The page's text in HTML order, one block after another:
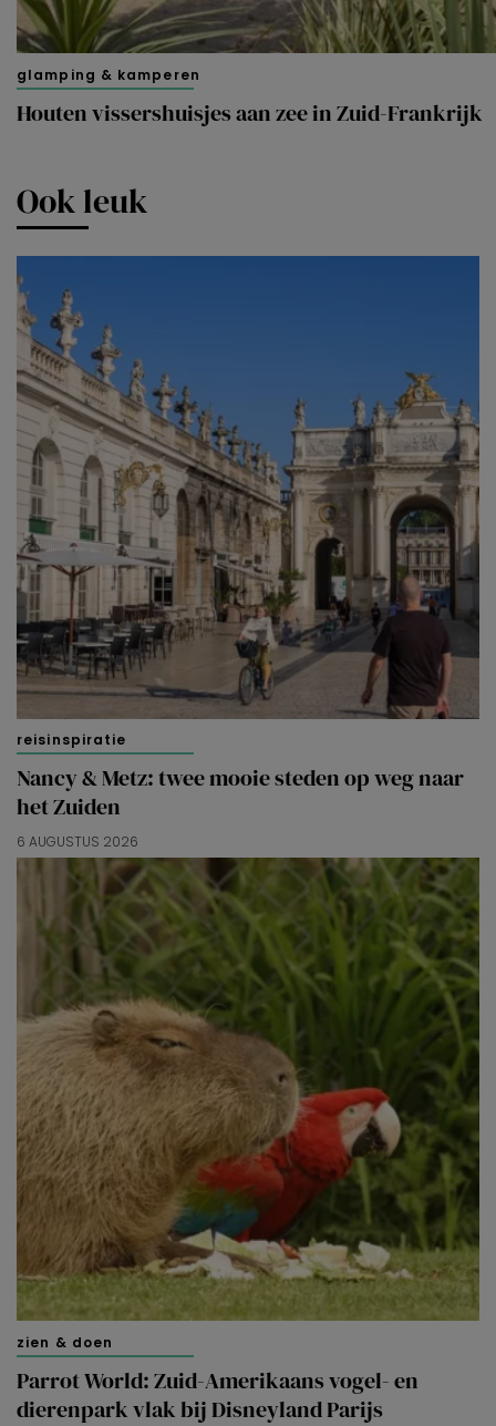
glamping & kamperen
Houten vissershuisjes aan zee in Zuid-Frankrijk
Ook leuk
reisinspiratie
Nancy & Metz: twee mooie steden op weg naar
het Zuiden
6 AUGUSTUS 2026
zien & doen
Parrot World: Zuid-Amerikaans vogel- en
dierenpark vlak bij Disneyland Parijs